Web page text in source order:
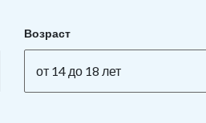
Возраст
от 14 до 18 лет